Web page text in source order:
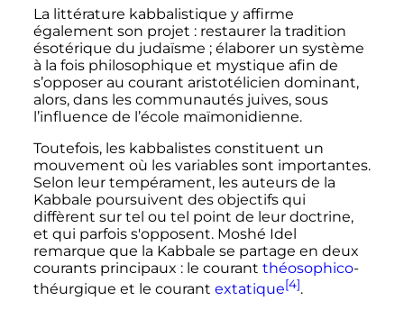
La littérature kabbalistique y affirme
également son projet : restaurer la tradition
ésotérique du judaïsme ; élaborer un système
à la fois philosophique et mystique afin de
s’opposer au courant aristotélicien dominant,
alors, dans les communautés juives, sous
l’influence de l’école maïmonidienne.
Toutefois, les kabbalistes constituent un
mouvement où les variables sont importantes.
Selon leur tempérament, les auteurs de la
Kabbale poursuivent des objectifs qui
diffèrent sur tel ou tel point de leur doctrine,
et qui parfois s'opposent. Moshé Idel
remarque que la Kabbale se partage en deux
courants principaux : le courant théosophico-
théurgique et le courant extatique[4].